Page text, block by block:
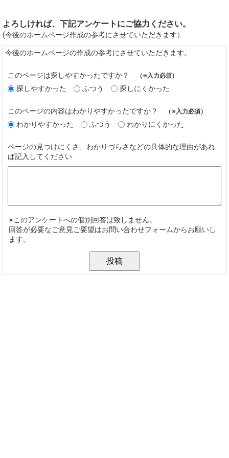
よろしければ、下記アンケートにご協力ください。
(今後のホームページ作成の参考にさせていただきます）
今後のホームページの作成の参考にさせていただきます。
このページは探しやすかったですか？ （※入力必須）
探しやすかった ふつう 探しにくかった
このページの内容はわかりやすかったですか？ （※入力必須）
わかりやすかった ふつう わかりにくかった
ページの見つけにくさ、わかりづらさなどの具体的な理由があれ
ば記入してください
※このアンケートへの個別回答は致しません。
回答が必要なご意見ご要望はお問い合わせフォームからお願いし
ます。